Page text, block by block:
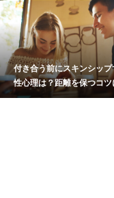
付き合う前にスキンシップ
性心理は？距離を保つコツ
て